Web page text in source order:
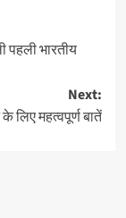
भारतीय
Next:
लिए महत्वपूर्ण बातें